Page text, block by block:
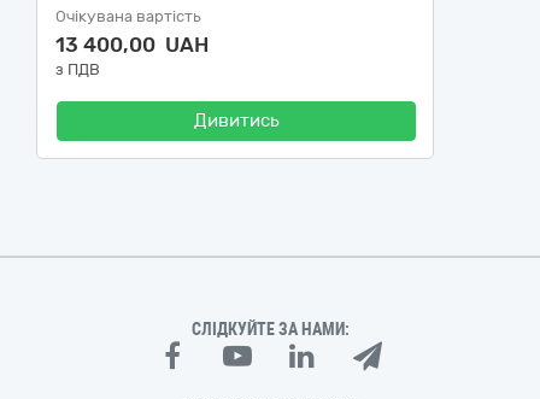
Очікувана вартість
13 400,00 UAH
з ПДВ
Дивитись
СЛІДКУЙТЕ ЗА НАМИ: